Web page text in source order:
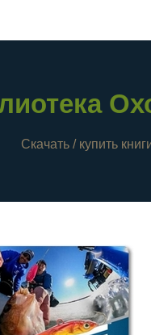
Скачать / купить